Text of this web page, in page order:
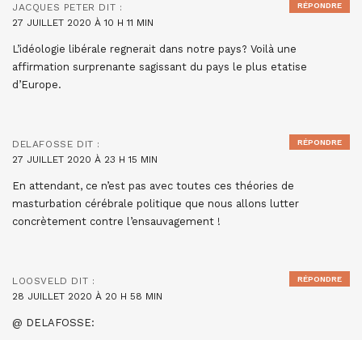
JACQUES PETER DIT :
27 JUILLET 2020 À 10 H 11 MIN
L’idéologie libérale regnerait dans notre pays? Voilà une
affirmation surprenante sagissant du pays le plus etatise
d’Europe.
RÉPONDRE
DELAFOSSE DIT :
27 JUILLET 2020 À 23 H 15 MIN
En attendant, ce n’est pas avec toutes ces théories de
masturbation cérébrale politique que nous allons lutter
concrètement contre l’ensauvagement !
RÉPONDRE
LOOSVELD DIT :
28 JUILLET 2020 À 20 H 58 MIN
@ DELAFOSSE:
RÉPONDRE